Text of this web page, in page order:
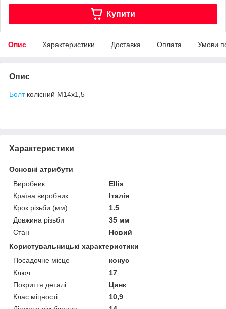
Купити
Опис Характеристики Доставка Оплата Умови
Опис
Болтколісний M14x1,5
Характеристики
Основні атрибути
Виробник
Ellis
Країна виробник
Італія
Крок різьби (мм)
1.5
Довжина різьби
35 мм
Стан
Новий
Користувальницькі характеристики
Посадочне місце
конус
Ключ
17
Покриття деталі
Цинк
Клас міцності
10,9